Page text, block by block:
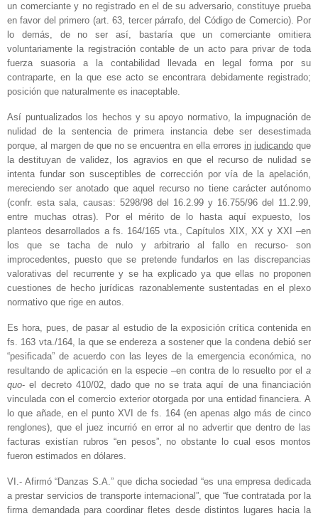
un comerciante y no registrado en el de su adversario, constituye prueba
en favor del primero (art. 63, tercer párrafo, del Código de Comercio). Por
lo demás, de no ser así, bastaría que un comerciante omitiera
voluntariamente la registración contable de un acto para privar de toda
fuerza suasoria a la contabilidad llevada en legal forma por su
contraparte, en la que ese acto se encontrara debidamente registrado;
posición que naturalmente es inaceptable.
Así puntualizados los hechos y su apoyo normativo, la impugnación de
nulidad de la sentencia de primera instancia debe ser desestimada
porque, al margen de que no se encuentra en ella errores in iudicando que
la destituyan de validez, los agravios en que el recurso de nulidad se
intenta fundar son susceptibles de corrección por vía de la apelación,
mereciendo ser anotado que aquel recurso no tiene carácter autónomo
(confr. esta sala, causas: 5298/98 del 16.2.99 y 16.755/96 del 11.2.99,
entre muchas otras). Por el mérito de lo hasta aquí expuesto, los
planteos desarrollados a fs. 164/165 vta., Capítulos XIX, XX y XXI –en
los que se tacha de nulo y arbitrario al fallo en recurso- son
improcedentes, puesto que se pretende fundarlos en las discrepancias
valorativas del recurrente y se ha explicado ya que ellas no proponen
cuestiones de hecho jurídicas razonablemente sustentadas en el plexo
normativo que rige en autos.
Es hora, pues, de pasar al estudio de la exposición crítica contenida en
fs. 163 vta./164, la que se endereza a sostener que la condena debió ser
“pesificada” de acuerdo con las leyes de la emergencia económica, no
resultando de aplicación en la especie –en contra de lo resuelto por el a
quo- el decreto 410/02, dado que no se trata aquí de una financiación
vinculada con el comercio exterior otorgada por una entidad financiera. A
lo que añade, en el punto XVI de fs. 164 (en apenas algo más de cinco
renglones), que el juez incurrió en error al no advertir que dentro de las
facturas existían rubros “en pesos”, no obstante lo cual esos montos
fueron estimados en dólares.
VI.- Afirmó “Danzas S.A.” que dicha sociedad “es una empresa dedicada
a prestar servicios de transporte internacional”, que “fue contratada por la
firma demandada para coordinar fletes desde distintos lugares hacia la